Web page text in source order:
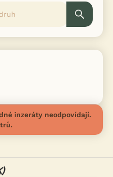
inzeráty neodpovídají.